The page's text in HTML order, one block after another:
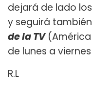
dejará de lado
y seguirá
de la TV(América
de lunes a viernes
R.L